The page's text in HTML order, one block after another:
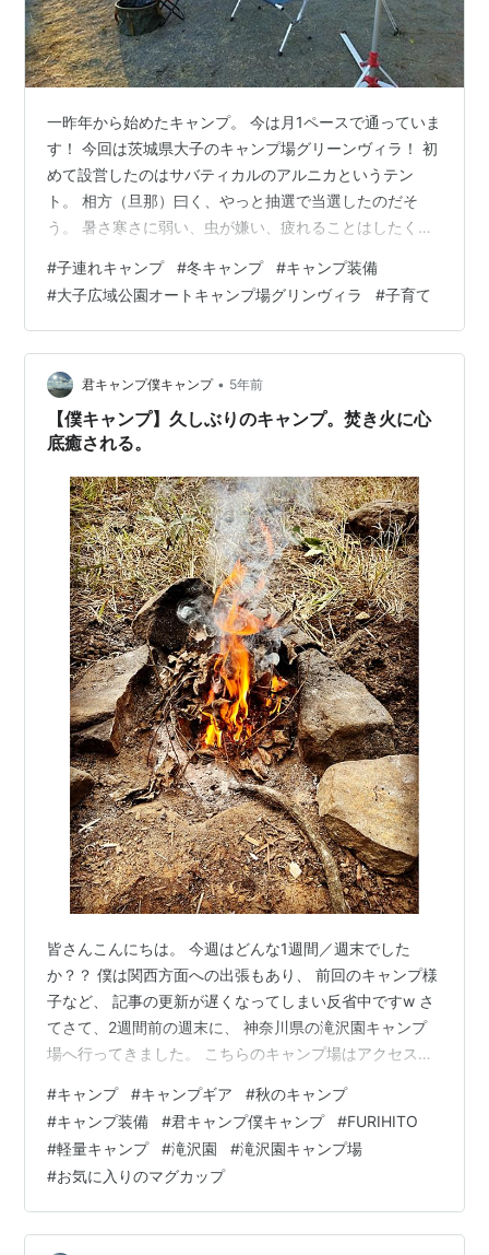
一昨年から始めたキャンプ。 今は月1ペースで通っていま
す！ 今回は茨城県大子のキャンプ場グリーンヴィラ！ 初
めて設営したのはサバティカルのアルニカというテン
ト。 相方（旦那）曰く、やっと抽選で当選したのだそ
う。 暑さ寒さに弱い、虫が嫌い、疲れることはしたくな
た私ですが、 毎月のキャンプで経験値を積み、 今ではな
んとか楽しめるようになってきました！ 何といっても子
供たちが楽しみにしているので、 行かないわけにはいき
ません^^;ちなみに、私の楽しみはいつもこちら！！ 宝の
ハイボール！ 飲み過ぎないように子供に見張られていま
す^^; キャンプの時の…
#子連れキャンプ #冬キャンプ #キャンプ装備
#大子広域公園オートキャンプ場グリンヴィラ #子育て
君キャンプ僕キャンプ • 5年前
【僕キャンプ】久しぶりのキャンプ。焚き火に心
底癒される。
皆さんこんにちは。 今週はどんな1週間／週末でした
か？？ 僕は関西方面への出張もあり、 前回のキャンプ様
子など、 記事の更新が遅くなってしまい反省中ですw さ
てさて、2週間前の週末に、 神奈川県の滝沢園キャンプ
場へ行ってきました。 こちらのキャンプ場はアクセスが
さんの動画や、 おぎやはぎのハピキャンでも紹介され
て、 休日ともなると混雑必須のキャンプ場ですね。 前回
の記事でも書きましたが、 今回のキャンプは直火メイン
のため、 焚き火台は持っていきませんでした。 装備一式
は概ね次の写真の通りです。 ※写真の左側に巻物の様な
パーゴワークスの ニン…
#キャンプ #キャンプギア #秋のキャンプ
#キャンプ装備 #君キャンプ僕キャンプ #FURIHITO
#軽量キャンプ #滝沢園 #滝沢園キャンプ場
#お気に入りのマグカップ